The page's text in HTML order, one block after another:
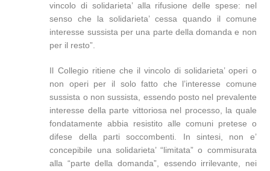
vincolo di solidarieta’ alla rifusione delle spese: nel
senso che la solidarieta’ cessa quando il comune
interesse sussista per una parte della domanda e non
per il resto”.
Il Collegio ritiene che il vincolo di solidarieta’ operi o
non operi per il solo fatto che l’interesse comune
sussista o non sussista, essendo posto nel prevalente
interesse della parte vittoriosa nel processo, la quale
fondatamente abbia resistito alle comuni pretese o
difese della parti soccombenti. In sintesi, non e’
concepibile una solidarieta’ “limitata” o commisurata
alla “parte della domanda”, essendo irrilevante, nei